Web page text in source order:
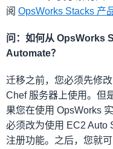
阅 OpsWorks Stacks 产
问：如何从 OpsWorks
Automate？
迁移之前，您必须先修
Chef 服务器上使用。但
果您在使用 OpsWorks
必须改为使用 EC2 Auto
注册功能。之后，您就